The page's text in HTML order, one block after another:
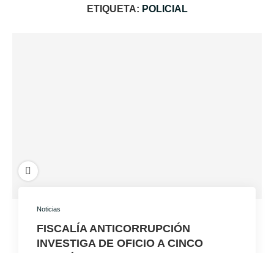
ETIQUETA: POLICIAL
Noticias
FISCALÍA ANTICORRUPCIÓN
INVESTIGA DE OFICIO A CINCO